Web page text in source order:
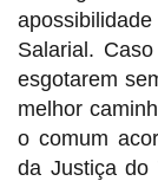
Salarial.
esgotarem
melhor
o comum
da Justiça do